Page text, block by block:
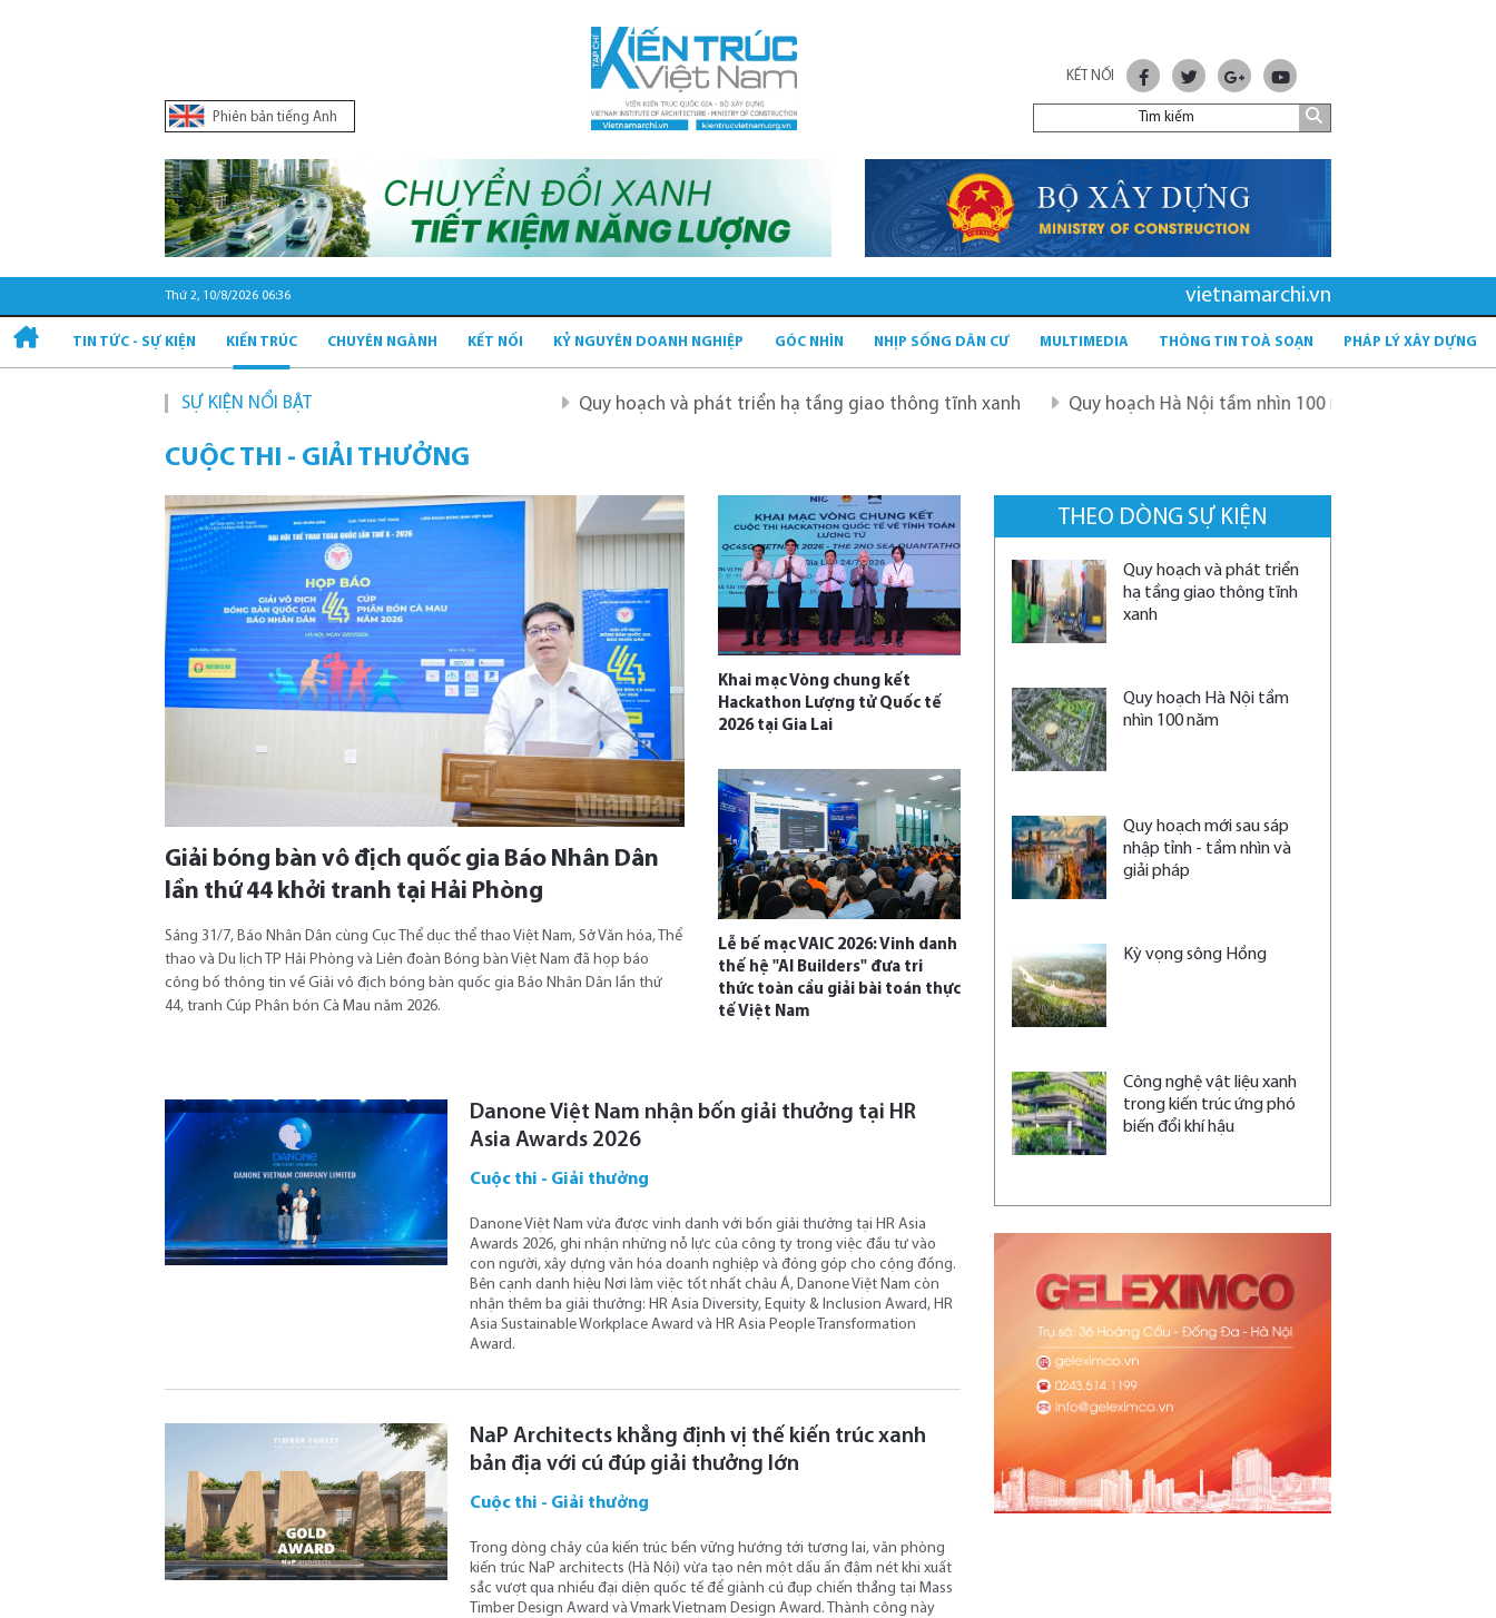
Phiên bản tiếng Anh
KẾT NỐI
Thứ 2, 10/8/2026 06:36 vietnamarchi.vn
TIN TỨC - SỰ KIỆN KIẾN TRÚC CHUYÊN NGÀNH KẾT NỐI KỶ NGUYÊN DOANH NGHIỆP GÓC NHÌN NHỊP SỐNG DÂN CƯ MULTIMEDIA THÔNG TIN TOÀ SOẠN PHÁP LÝ XÂY DỰNG
SỰ KIỆN NỔI BẬT Quy hoạch và phát triển hạ tầng giao thông tĩnh xanh Quy hoạch Hà Nội tầm nhìn 100 năm Quy hoạch mới sau
CUỘC THI - GIẢI THƯỞNG
Giải bóng bàn vô địch quốc gia Báo Nhân Dân
lần thứ 44 khởi tranh tại Hải Phòng
Sáng 31/7, Báo Nhân Dân cùng Cục Thể dục thể thao Việt Nam, Sở Văn hóa, Thể
thao và Du lịch TP Hải Phòng và Liên đoàn Bóng bàn Việt Nam đã họp báo
công bố thông tin về Giải vô địch bóng bàn quốc gia Báo Nhân Dân lần thứ
44, tranh Cúp Phân bón Cà Mau năm 2026.
Khai mạc Vòng chung kết
Hackathon Lượng tử Quốc tế
2026 tại Gia Lai
Lễ bế mạc VAIC 2026: Vinh danh
thế hệ "AI Builders" đưa tri
thức toàn cầu giải bài toán thực
tế Việt Nam
Danone Việt Nam nhận bốn giải thưởng tại HR
Asia Awards 2026
Cuộc thi - Giải thưởng
Danone Việt Nam vừa được vinh danh với bốn giải thưởng tại HR Asia
Awards 2026, ghi nhận những nỗ lực của công ty trong việc đầu tư vào
con người, xây dựng văn hóa doanh nghiệp và đóng góp cho cộng đồng.
Bên cạnh danh hiệu Nơi làm việc tốt nhất châu Á, Danone Việt Nam còn
nhận thêm ba giải thưởng: HR Asia Diversity, Equity & Inclusion Award, HR
Asia Sustainable Workplace Award và HR Asia People Transformation
Award.
NaP Architects khẳng định vị thế kiến trúc xanh
bản địa với cú đúp giải thưởng lớn
Cuộc thi - Giải thưởng
Trong dòng chảy của kiến trúc bền vững hướng tới tương lai, văn phòng
kiến trúc NaP architects (Hà Nội) vừa tạo nên một dấu ấn đậm nét khi xuất
sắc vượt qua nhiều đại diện quốc tế để giành cú đụp chiến thắng tại Mass
Timber Design Award và Vmark Vietnam Design Award. Thành công này
THEO DÒNG SỰ KIỆN
Quy hoạch và phát triển
hạ tầng giao thông tĩnh
xanh
Quy hoạch Hà Nội tầm
nhìn 100 năm
Quy hoạch mới sau sáp
nhập tỉnh - tầm nhìn và
giải pháp
Kỳ vọng sông Hồng
Công nghệ vật liệu xanh
trong kiến trúc ứng phó
biến đổi khí hậu